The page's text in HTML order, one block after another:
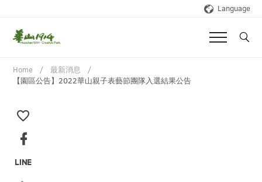
Language
Home
最新消息
【園區公告】2022華山親子表藝節團隊入選結果公告